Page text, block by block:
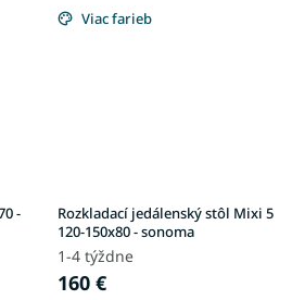
-
Viac farieb
Rozkladací jedálenský stôl Mixi 5
120-150x80 - sonoma
1-4 týždne
160 €